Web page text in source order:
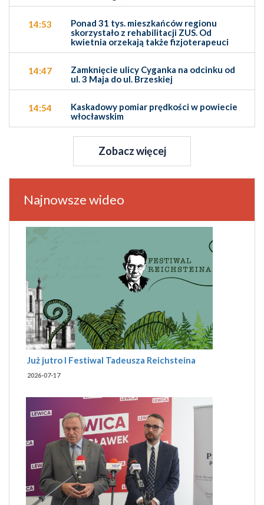
14:53
Ponad 31 tys. mieszkańców regionu
skorzystało z rehabilitacji ZUS. Od
kwietnia orzekają także fizjoterapeuci
14:47
Zamknięcie ulicy Cyganka na odcinku od
ul. 3 Maja do ul. Brzeskiej
14:54
Kaskadowy pomiar prędkości w powiecie
włocławskim
Zobacz więcej
Najnowsze wideo
Już jutro I Festiwal Tadeusza Reichsteina
2026-07-17